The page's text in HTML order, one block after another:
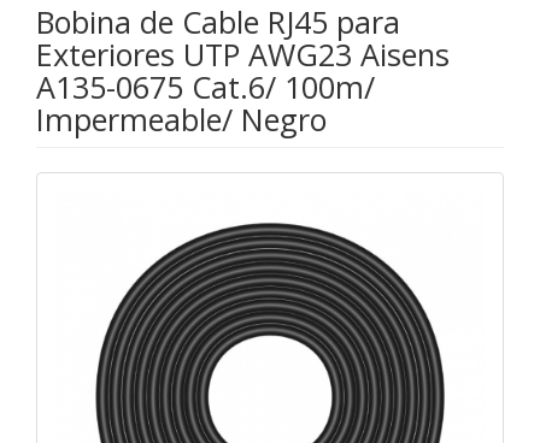
Bobina de Cable RJ45 para
Exteriores UTP AWG23 Aisens
A135-0675 Cat.6/ 100m/
Impermeable/ Negro